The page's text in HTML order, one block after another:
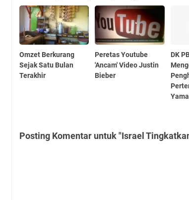
Omzet Berkurang
Sejak Satu Bulan
Terakhir
Peretas Youtube
'Ancam' Video Justin
Bieber
DK
Posting Komentar untuk "Israel